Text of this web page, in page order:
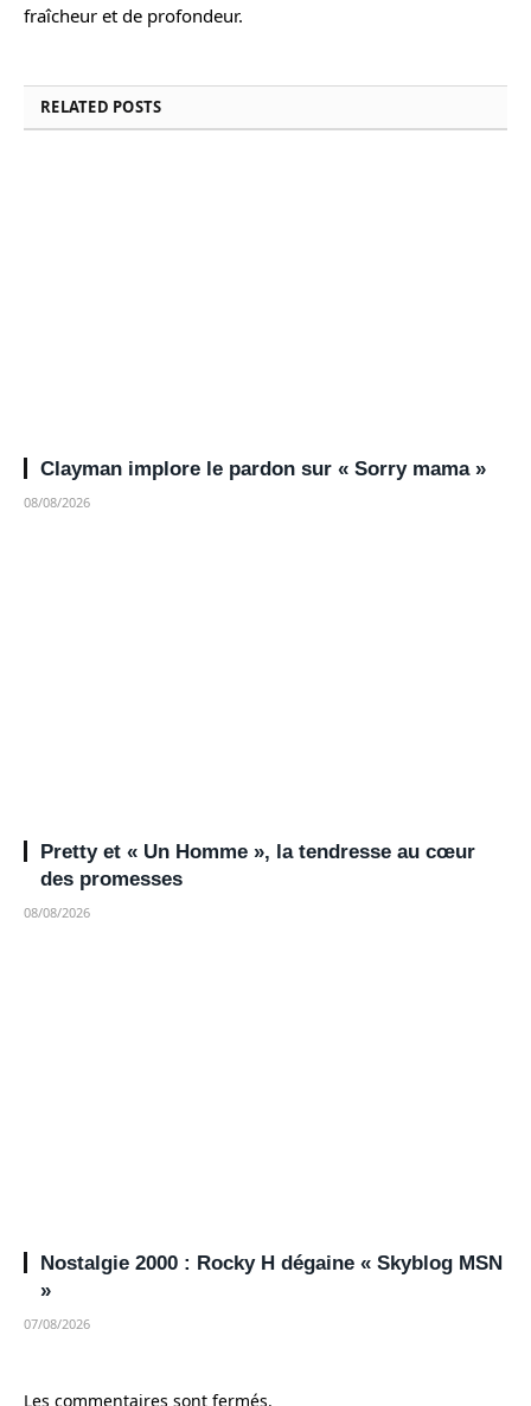
fraîcheur et de profondeur.
RELATED POSTS
Clayman implore le pardon sur « Sorry mama »
08/08/2026
Pretty et « Un Homme », la tendresse au cœur
des promesses
08/08/2026
Nostalgie 2000 : Rocky H dégaine « Skyblog MSN
»
07/08/2026
Les commentaires sont fermés.